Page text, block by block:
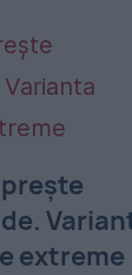
extreme